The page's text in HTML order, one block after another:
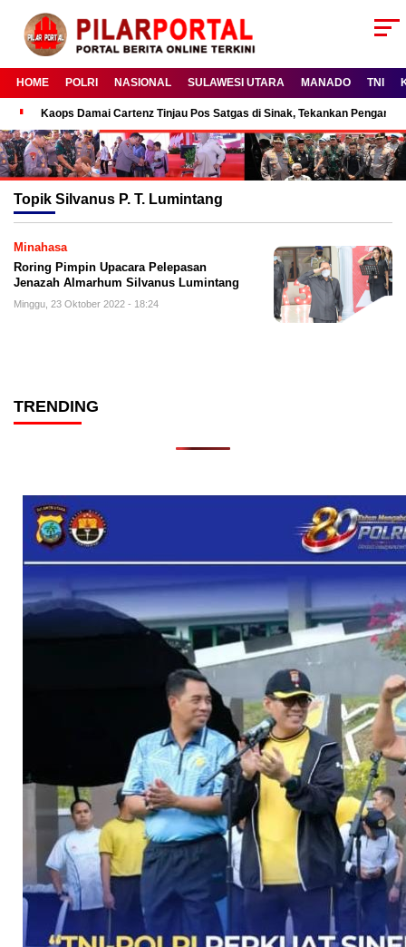
HOME POLRI NASIONAL SULAWESI UTARA MANADO TNI
Kaops Damai Cartenz Tinjau Pos Satgas di Sinak, Tekankan
Topik Silvanus P. T. Lumintang
Minahasa
Roring Pimpin Upacara Pelepasan
Jenazah Almarhum Silvanus Lumintang
Minggu, 23 Oktober 2022 - 18:24
TRENDING